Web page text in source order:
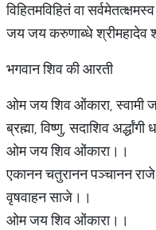
विहितमविहितं वा
जय जय करुणाब्धे श्रीमहादेव
भगवान शिव की आरती
ओम जय शिव ओंकारा, स्वामी
ब्रह्मा, विष्णु, सदाशिव अर्द्धांगी
ओम जय शिव ओंकारा।।
एकानन चतुरानन पञ्चानन
वृषवाहन साजे।।
ओम जय शिव ओंकारा।।